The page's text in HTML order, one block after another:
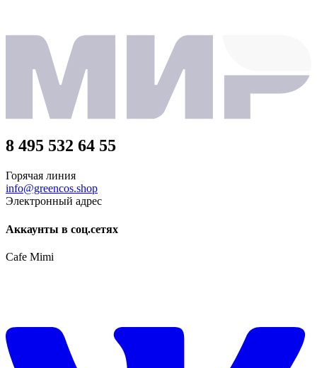
8 495 532 64 55
Горячая линия
info@greencos.shop
Электронный адрес
Аккаунты в соц.сетях
Cafe Mimi